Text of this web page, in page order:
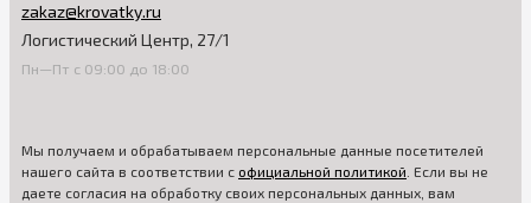
zakaz@krovatky.ru
Логистический Центр, 27/1
Пн—Пт с 09:00 до 18:00
Мы получаем и обрабатываем персональные данные посетителей
нашего сайта в соответствии с официальной политикой . Если вы не
даете согласия на обработку своих персональных данных, вам